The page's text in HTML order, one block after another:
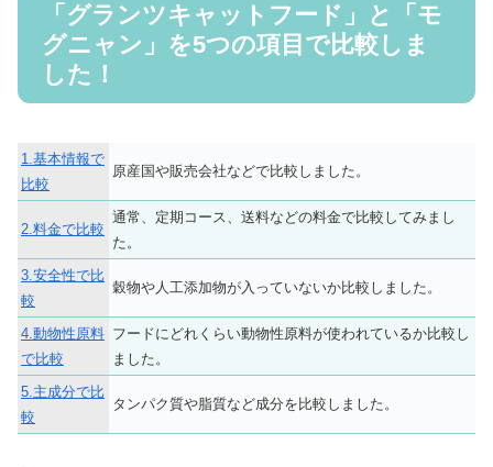
「グランツキャットフード」と「モ
グニャン」を5つの項目で比較しま
した！
1.基本情報で
比較
原産国や販売会社などで比較しました。
2.料金で比較
通常、定期コース、送料などの料金で比較してみまし
た。
3.安全性で比
較
穀物や人工添加物が入っていないか比較しました。
4.動物性原料
で比較
フードにどれくらい動物性原料が使われているか比較し
ました。
5.主成分で比
較
タンパク質や脂質など成分を比較しました。